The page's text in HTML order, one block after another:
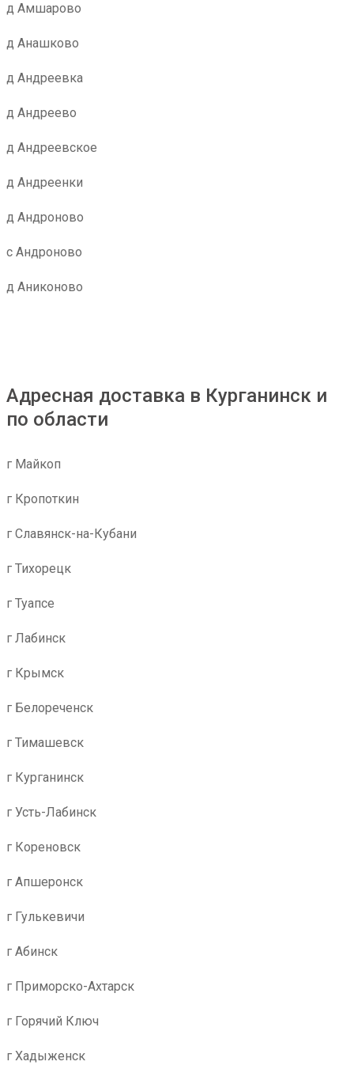
д Амшарово
д Анашково
д Андреевка
д Андреево
д Андреевское
д Андреенки
д Андроново
с Андроново
д Аниконово
Адресная доставка в Курганинск и
по области
г Майкоп
г Кропоткин
г Славянск-на-Кубани
г Тихорецк
г Туапсе
г Лабинск
г Крымск
г Белореченск
г Тимашевск
г Курганинск
г Усть-Лабинск
г Кореновск
г Апшеронск
г Гулькевичи
г Абинск
г Приморско-Ахтарск
г Горячий Ключ
г Хадыженск